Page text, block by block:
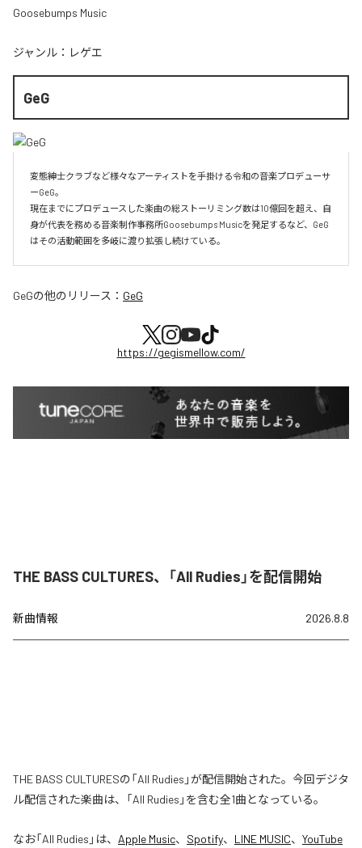
Goosebumps Music
ジャンル： レゲエ
GeG
変態紳士クラブなど様々なアーティストを手掛ける令和の音楽プロデューサ
ーGeG。
現在までにプロデュースした楽曲の総ストーリミング数は10億回を超え、自
身が代表を務める音楽制作事務所Goosebumps Musicを発足するなど、GeG
はその活動範囲を多岐に渡り拡張し続けている。
GeGの他のリリース： GeG
https://gegismellow.com/
THE BASS CULTURES、「All Rudies」を配信開始
新曲情報 2026.8.8
THE BASS CULTURESの「All Rudies」が配信開始された。今回デジタ
ル配信された楽曲は、「All Rudies」を含む全1曲となっている。
なお「All Rudies 」は、 Apple Music、 Spotify、 LINE MUSIC、 YouTube